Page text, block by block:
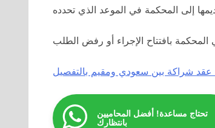
شراكة بين سعودي ومقيم بالتفصيل
تحتاج مساعدة! أفضل المحاميين
بانتظارك